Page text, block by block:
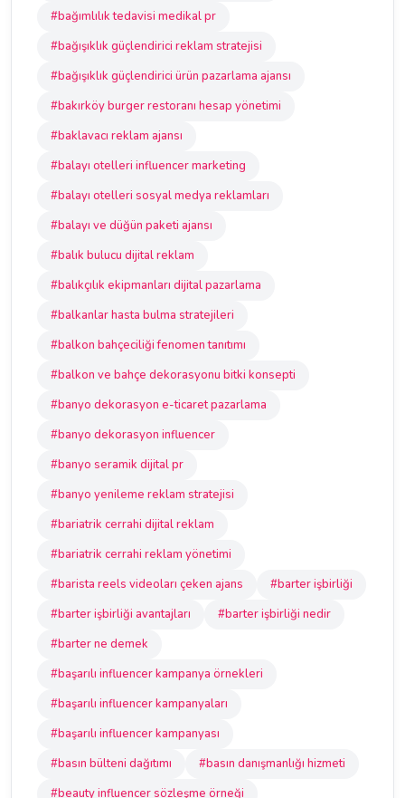
#bağımlılık tedavisi medikal pr
#bağışıklık güçlendirici reklam stratejisi
#bağışıklık güçlendirici ürün pazarlama ajansı
#bakırköy burger restoranı hesap yönetimi
#baklavacı reklam ajansı
#balayı otelleri influencer marketing
#balayı otelleri sosyal medya reklamları
#balayı ve düğün paketi ajansı
#balık bulucu dijital reklam
#balıkçılık ekipmanları dijital pazarlama
#balkanlar hasta bulma stratejileri
#balkon bahçeciliği fenomen tanıtımı
#balkon ve bahçe dekorasyonu bitki konsepti
#banyo dekorasyon e-ticaret pazarlama
#banyo dekorasyon influencer
#banyo seramik dijital pr
#banyo yenileme reklam stratejisi
#bariatrik cerrahi dijital reklam
#bariatrik cerrahi reklam yönetimi
#barista reels videoları çeken ajans
#barter işbirliği
#barter işbirliği avantajları
#barter işbirliği nedir
#barter ne demek
#başarılı influencer kampanya örnekleri
#başarılı influencer kampanyaları
#başarılı influencer kampanyası
#basın bülteni dağıtımı
#basın danışmanlığı hizmeti
#beauty influencer sözleşme örneği